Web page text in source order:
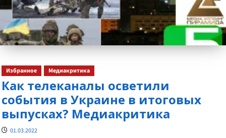
Избранное Медиакритика
Как телеканалы осветили
события в Украине в итоговых
выпусках? Медиакритика
01.03.2022